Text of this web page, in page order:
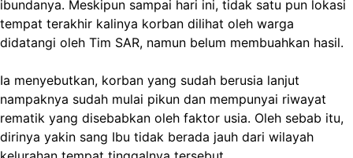
ibundanya. Meskipun sampai hari ini, tidak satu pun lokasi
tempat terakhir kalinya korban dilihat oleh warga
didatangi oleh Tim SAR, namun belum membuahkan hasil.
Ia menyebutkan, korban yang sudah berusia lanjut
nampaknya sudah mulai pikun dan mempunyai riwayat
rematik yang disebabkan oleh faktor usia. Oleh sebab itu,
dirinya yakin sang Ibu tidak berada jauh dari wilayah